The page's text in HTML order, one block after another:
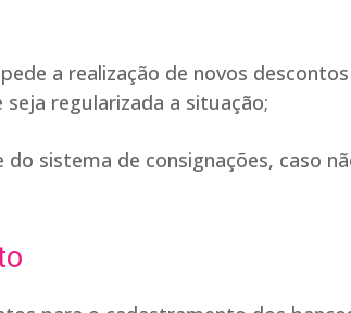
a realização de novos
regularizada a situação;
sistema de consignações, caso